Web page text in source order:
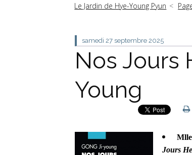
Le Jardin de Hye-Young Pyun
samedi 27 septembre 2025
Nos Jours
Young
Jours